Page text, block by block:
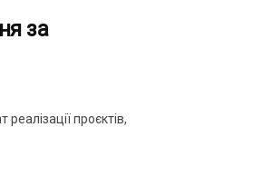
за
проєктів,